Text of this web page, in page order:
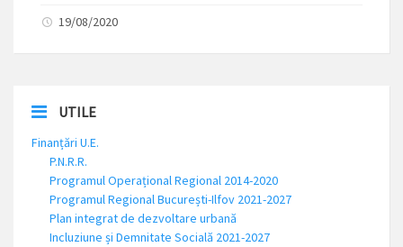
19/08/2020
UTILE
Finanțări U.E.
P.N.R.R.
Programul Operațional Regional 2014-2020
Programul Regional București-Ilfov 2021-2027
Plan integrat de dezvoltare urbană
Incluziune și Demnitate Socială 2021-2027